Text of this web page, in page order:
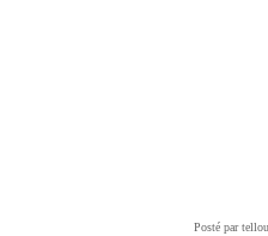
Posté par